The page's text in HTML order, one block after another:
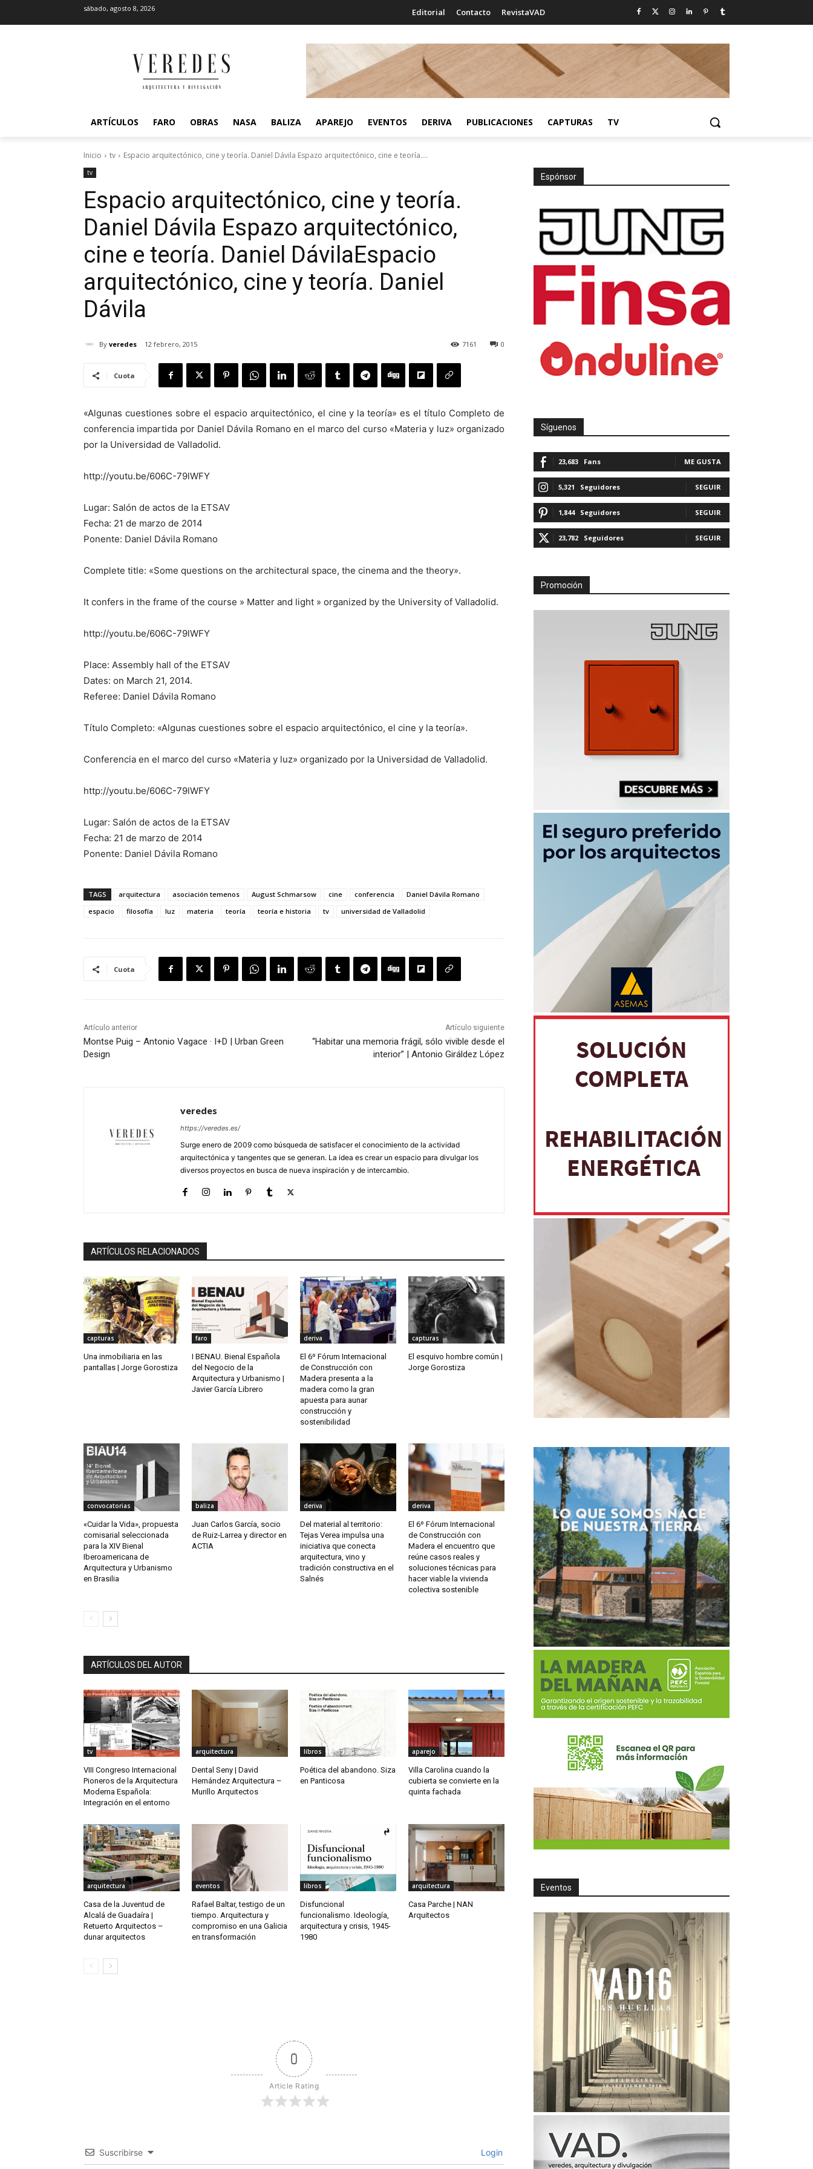
sábado, agosto 8, 2026 Editorial Contacto RevistaVAD
ARTÍCULOS FARO OBRAS NASA BALIZA APAREJO EVENTOS DERIVA PUBLICACIONES CAPTURAS TV
Inicio tv Espacio arquitectónico, cine y teoría. Daniel Dávila Espazo arquitectónico, cine e teoría....
tv
Espacio arquitectónico, cine y teoría.
Daniel Dávila Espazo arquitectónico,
cine e teoría. Daniel DávilaEspacio
arquitectónico, cine y teoría. Daniel
Dávila
By veredes 12 febrero, 2015 0
7161
Cuota
«Algunas cuestiones sobre el espacio arquitectónico, el cine y la teoría» es el título Completo de
conferencia impartida por Daniel Dávila Romano en el marco del curso «Materia y luz» organizado
por la Universidad de Valladolid.
http://youtu.be/606C-79lWFY
Lugar: Salón de actos de la ETSAV
Fecha: 21 de marzo de 2014
Ponente: Daniel Dávila Romano
Complete title: «Some questions on the architectural space, the cinema and the theory».
It confers in the frame of the course » Matter and light » organized by the University of Valladolid.
http://youtu.be/606C-79lWFY
Place: Assembly hall of the ETSAV
Dates: on March 21, 2014.
Referee: Daniel Dávila Romano
Título Completo: «Algunas cuestiones sobre el espacio arquitectónico, el cine y la teoría».
Conferencia en el marco del curso «Materia y luz» organizado por la Universidad de Valladolid.
http://youtu.be/606C-79lWFY
Lugar: Salón de actos de la ETSAV
Fecha: 21 de marzo de 2014
Ponente: Daniel Dávila Romano
TAGS arquitectura asociación temenos August Schmarsow cine conferencia
Daniel Dávila Romano
espacio
filosofía luz materia teoría teoría e historia tv universidad de Valladolid
Cuota
Artículo anterior
Montse Puig – Antonio Vagace · I+D | Urban Green
Design
Artículo siguiente
“Habitar una memoria frágil, sólo vivible desde el
interior” | Antonio Giráldez López
veredes
https://veredes.es/
Surge enero de 2009 como búsqueda de satisfacer el conocimiento de la actividad
arquitectónica y tangentes que se generan. La idea es crear un espacio para divulgar los
diversos proyectos en busca de nueva inspiración y de intercambio.
ARTÍCULOS RELACIONADOS
capturas
Una inmobiliaria en las
pantallas | Jorge Gorostiza
faro
I BENAU. Bienal Española
del Negocio de la
Arquitectura y Urbanismo |
Javier García Librero
deriva
El 6º Fórum Internacional
de Construcción con
Madera presenta a la
madera como la gran
apuesta para aunar
construcción y
sostenibilidad
capturas
El esquivo hombre común |
Jorge Gorostiza
convocatorias
«Cuidar la Vida», propuesta
comisarial seleccionada
para la XIV Bienal
Iberoamericana de
Arquitectura y Urbanismo
en Brasilia
baliza
Juan Carlos García, socio
de Ruiz-Larrea y director en
ACTIA
deriva
Del material al territorio:
Tejas Verea impulsa una
iniciativa que conecta
arquitectura, vino y
tradición constructiva en el
Salnés
deriva
El 6º Fórum Internacional
de Construcción con
Madera el encuentro que
reúne casos reales y
soluciones técnicas para
hacer viable la vivienda
colectiva sostenible
ARTÍCULOS DEL AUTOR
tv
VIII Congreso Internacional
Pioneros de la Arquitectura
Moderna Española:
Integración en el entorno
arquitectura
Dental Seny | David
Hernández Arquitectura –
Murillo Arquitectos
libros
Poética del abandono. Siza
en Panticosa
aparejo
Villa Carolina cuando la
cubierta se convierte en la
quinta fachada
arquitectura
Casa de la Juventud de
Alcalá de Guadaíra |
Retuerto Arquitectos –
dunar arquitectos
eventos
Rafael Baltar, testigo de un
tiempo. Arquitectura y
compromiso en una Galicia
en transformación
libros
Disfuncional
funcionalismo. Ideología,
arquitectura y crisis, 1945-
1980
arquitectura
Casa Parche | NAN
Arquitectos
0
Article Rating
Suscribirse Login
Espónsor
Síguenos
23,683 Fans ME GUSTA
5,321 Seguidores SEGUIR
1,844 Seguidores SEGUIR
23,782 Seguidores SEGUIR
Promoción
Eventos